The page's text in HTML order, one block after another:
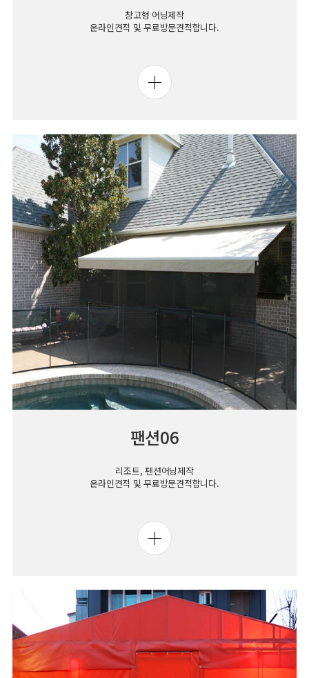
창고형 어닝제작
온라인견적 및 무료방문견적합니다.
팬션06
리조트, 팬션어닝제작
온라인견적 및 무료방문견적합니다.